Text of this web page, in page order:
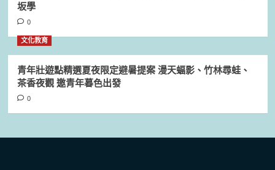
坂學
0
文化教育
青年壯遊點精選夏夜限定避暑提案 漫天蝠影、竹林尋蛙、
茶香夜觀 邀青年暮色出發
0